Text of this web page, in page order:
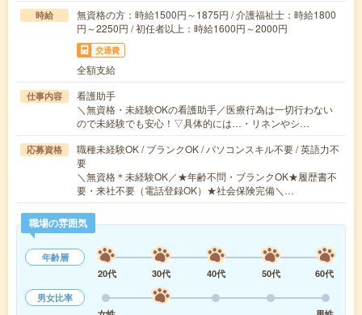
時給
無資格の方：時給1500円～1875円 / 介護福祉士：時給1800
円～2250円 / 初任者以上：時給1600円～2000円
交通費
全額支給
仕事内容
看護助手
＼無資格・未経験OKの看護助手／医療行為は一切行わない
ので未経験でも安心！▽具体的には…・リネンやシ…
応募資格
職種未経験OK / ブランクOK / パソコンスキル不要 / 英語力不
要
＼無資格＊未経験OK／★年齢不問・ブランクOK★履歴書不
要・来社不要（電話登録OK）★社会保険完備＼…
職場の雰囲気
年齢層
20代
30代 40代 50代
60代
男女比率